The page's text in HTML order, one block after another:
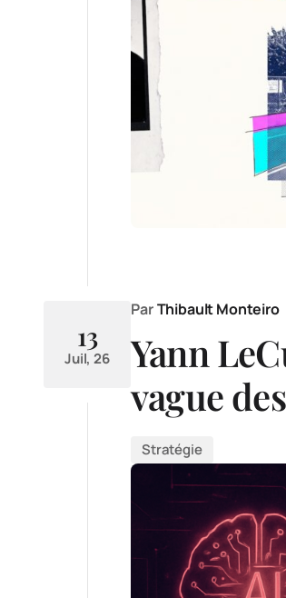
13
Juil, 26
Par Thibault Monteiro
Yann
vague
Stratégie